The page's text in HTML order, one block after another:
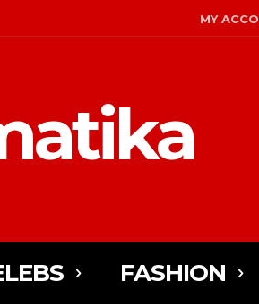
MY
FASHION